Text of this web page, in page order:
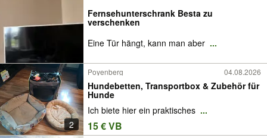
Fernsehunterschrank Besta zu
verschenken
Eine Tür hängt, kann man aber ...
2
Poyenberg 04.08.2026
Hundebetten, Transportbox & Zubehör für
Hunde
Ich biete hier ein praktisches ...
15 € VB